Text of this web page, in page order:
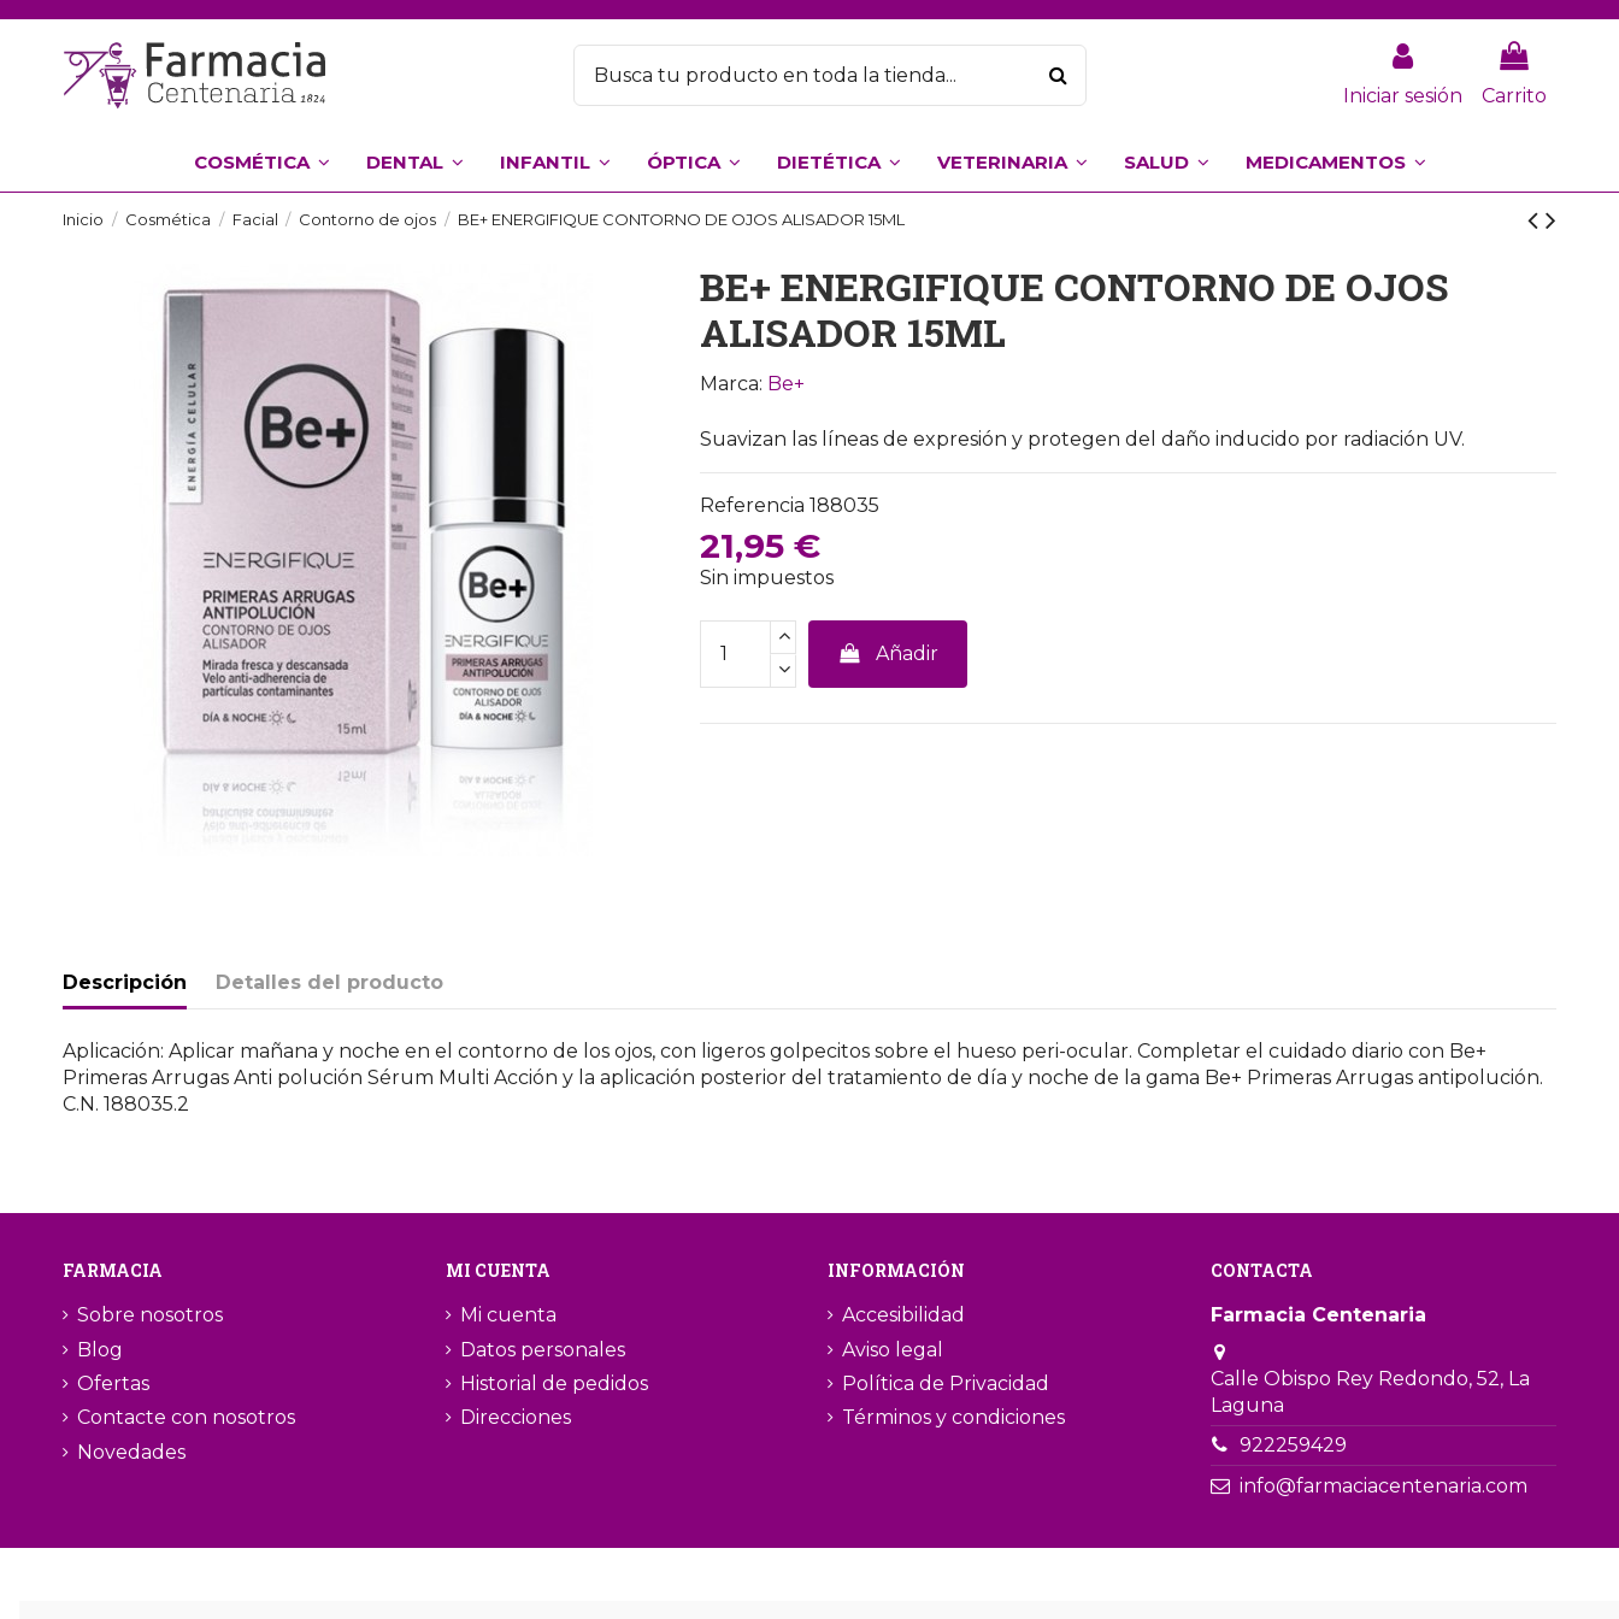
Iniciar sesión Carrito
COSMÉTICA DENTAL INFANTIL ÓPTICA DIETÉTICA VETERINARIA SALUD MEDICAMENTOS
Inicio Cosmética Facial Contorno de ojos BE+ ENERGIFIQUE CONTORNO DE OJOS ALISADOR 15ML
BE+ ENERGIFIQUE CONTORNO DE OJOS
ALISADOR 15ML
Marca: Be+
Suavizan las líneas de expresión y protegen del daño inducido por radiación UV.
Referencia 188035
21,95 €
Sin impuestos
Añadir
Descripción Detalles del producto
Aplicación: Aplicar mañana y noche en el contorno de los ojos, con ligeros golpecitos sobre el hueso peri-ocular. Completar el cuidado diario con Be+
Primeras Arrugas Anti polución Sérum Multi Acción y la aplicación posterior del tratamiento de día y noche de la gama Be+ Primeras Arrugas antipolución.
C.N. 188035.2
FARMACIA
Sobre nosotros
Blog
Ofertas
Contacte con nosotros
Novedades
MI CUENTA
Mi cuenta
Datos personales
Historial de pedidos
Direcciones
INFORMACIÓN
Accesibilidad
Aviso legal
Política de Privacidad
Términos y condiciones
CONTACTA
Farmacia Centenaria
Calle Obispo Rey Redondo, 52, La
Laguna
922259429
info@farmaciacentenaria.com